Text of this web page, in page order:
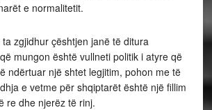
e normalitetit.
zgjidhur çështjen janë të ditura
mungon është vullneti politik i atyre që
ndërtuar një shtet legjitim, pohon me të
e vetme për shqiptarët është një fillim
re dhe njerëz të rinj.